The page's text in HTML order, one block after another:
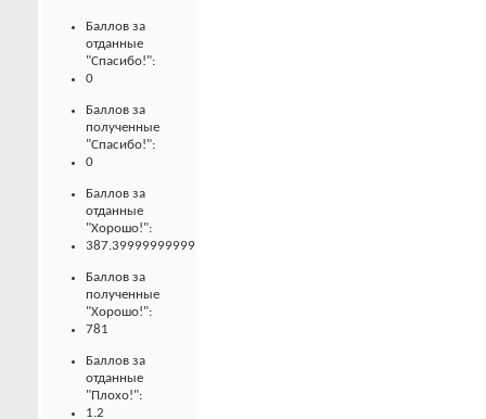
Баллов за
отданные
"Спасибо!":
0
Баллов за
полученные
"Спасибо!":
0
Баллов за
отданные
"Хорошо!":
387.39999999999
Баллов за
полученные
"Хорошо!":
781
Баллов за
отданные
"Плохо!":
1.2